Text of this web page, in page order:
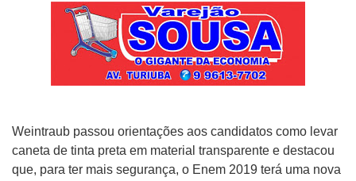
Weintraub passou orientações aos candidatos como levar
caneta de tinta preta em material transparente e destacou
que, para ter mais segurança, o Enem 2019 terá uma nova